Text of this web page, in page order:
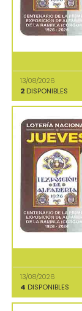
13/08/2026
2 DISPONIBLES
13/08/2026
4 DISPONIBLES